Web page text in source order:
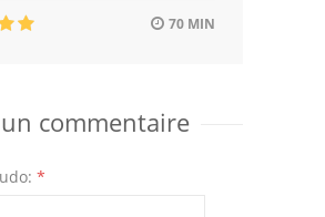
70 MIN
commentaire
*